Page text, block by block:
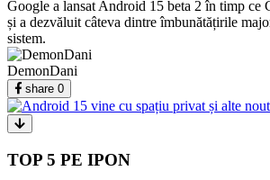
Google a lansat Android 15 beta 2 în timp ce
și a dezvăluit câteva dintre îmbunătățirile
sistem.
DemonDani
share 0
TOP 5 PE IPON